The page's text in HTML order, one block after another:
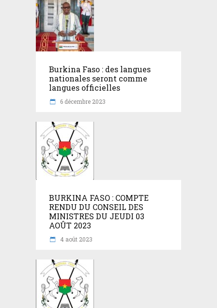
Burkina Faso : des langues
nationales seront comme
langues officielles
6 décembre 2023
BURKINA FASO : COMPTE
RENDU DU CONSEIL DES
MINISTRES DU JEUDI 03
AOÛT 2023
4 août 2023